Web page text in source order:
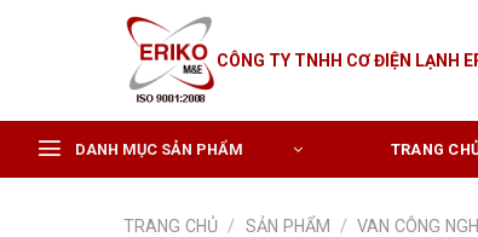
CÔNG TY TNHH CƠ ĐIỆN LẠNH
DANH MỤC SẢN PHẨM TRANG
TRANG CHỦ / SẢN PHẨM / VAN CÔNG